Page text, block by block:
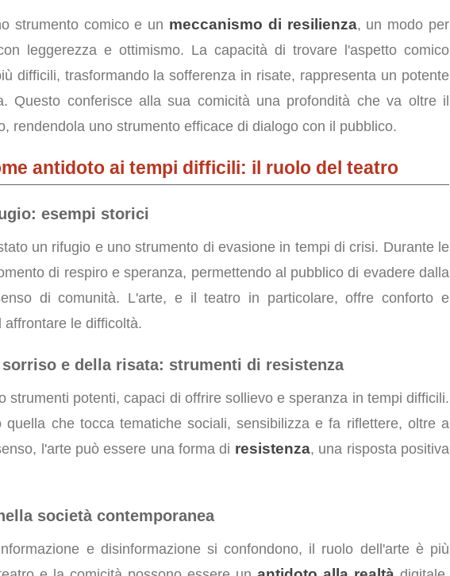
strumento comico e un meccanismo di resilienza, un modo per
leggerezza e ottimismo. La capacità di trovare l'aspetto comico
difficili, trasformando la sofferenza in risate, rappresenta un potente
Questo conferisce alla sua comicità una profondità che va oltre il
rendendola uno strumento efficace di dialogo con il pubblico.
antidoto ai tempi difficili: il ruolo del teatro
esempi storici
un rifugio e uno strumento di evasione in tempi di crisi. Durante le
di respiro e speranza, permettendo al pubblico di evadere dalla
di comunità. L'arte, e il teatro in particolare, offre conforto e
le difficoltà.
e della risata: strumenti di resistenza
strumenti potenti, capaci di offrire sollievo e speranza in tempi difficili.
quella che tocca tematiche sociali, sensibilizza e fa riflettere, oltre a
l'arte può essere una forma di resistenza, una risposta positiva
società contemporanea
e disinformazione si confondono, il ruolo dell'arte è più